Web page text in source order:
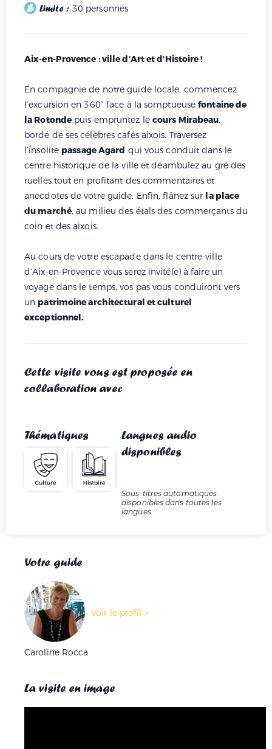
Limite : 30 personnes
Aix-en-Provence : ville d’Art et d’Histoire !
En compagnie de notre guide locale, commencez
l’excursion en 360° face à la somptueusefontaine de
la Rotonde puis empruntez le cours Mirabeau,
bordé de ses célèbres cafés aixois. Traversez
l’insolite passage Agard qui vous conduit dans le
centre historique de la ville et déambulez au gré des
ruelles tout en profitant des commentaires et
anecdotes de votre guide. Enfin, flânez sur la place
du marché, au milieu des étals des commerçants du
coin et des aixois.
Au cours de votre escapade dans le centre-ville
d’Aix-en-Provence vous serez invité(e) à faire un
voyage dans le temps, vos pas vous conduiront vers
un patrimoine architectural et culturel
exceptionnel.
Cette visite vous est proposée en
collaboration avec
Thématiques
Langues audio
disponibles
Sous-titres automatiques
disponibles dans toutes les
langues
Votre guide
Voir le profil >
Caroline Rocca
La visite en image